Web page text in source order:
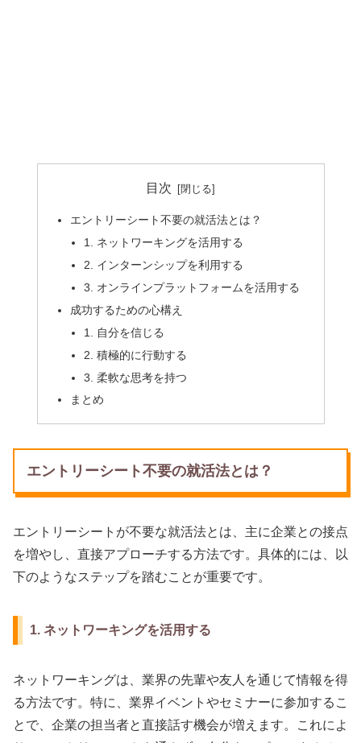
目次
エントリーシート不要の就活法とは？
1. ネットワーキングを活用する
2. インターンシップを利用する
3. オンラインプラットフォームを活用する
成功するための心構え
1. 自分を信じる
2. 積極的に行動する
3. 柔軟な思考を持つ
まとめ
エントリーシート不要の就活法とは？
エントリーシートが不要な就活法とは、主に企業との接点
を増やし、直接アプローチする方法です。具体的には、以
下のようなステップを踏むことが重要です。
1. ネットワーキングを活用する
ネットワーキングは、業界の先輩や友人を通じて情報を得
る方法です。特に、業界イベントやセミナーに参加するこ
とで、企業の担当者と直接話す機会が増えます。これによ